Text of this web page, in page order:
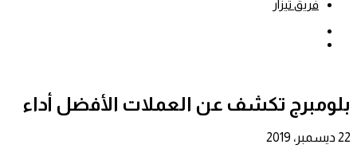
فريق تيزار
بلومبرج تكشف عن العملات الأفضل أداء
22 ديسمبر، 2019